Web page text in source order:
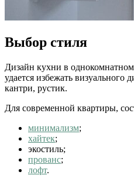
Выбор стиля
Дизайн кухни в
удается избежать
кантри, рустик.
Для современной квартиры,
минимализм;
хайтек;
экостиль;
прованс;
лофт.